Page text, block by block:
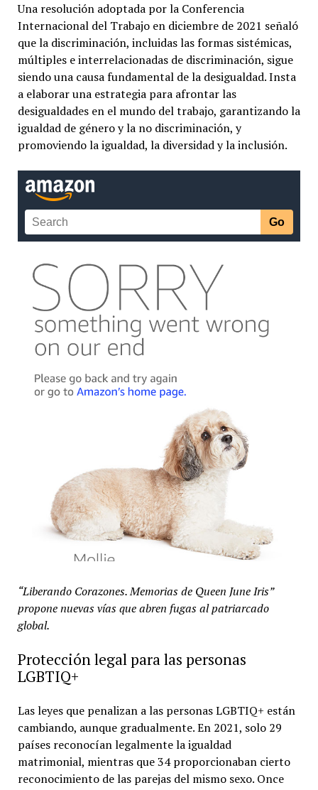
Una resolución adoptada por la Conferencia
Internacional del Trabajo en diciembre de 2021 señaló
que la discriminación, incluidas las formas sistémicas,
múltiples e interrelacionadas de discriminación, sigue
siendo una causa fundamental de la desigualdad. Insta
a elaborar una estrategia para afrontar las
desigualdades en el mundo del trabajo, garantizando la
igualdad de género y la no discriminación, y
promoviendo la igualdad, la diversidad y la inclusión.
“Liberando Corazones. Memorias de Queen June Iris”
propone nuevas vías que abren fugas al patriarcado
global.
Protección legal para las personas
LGBTIQ+
Las leyes que penalizan a las personas LGBTIQ+ están
cambiando, aunque gradualmente. En 2021, solo 29
países reconocían legalmente la igualdad
matrimonial, mientras que 34 proporcionaban cierto
reconocimiento de las parejas del mismo sexo. Once